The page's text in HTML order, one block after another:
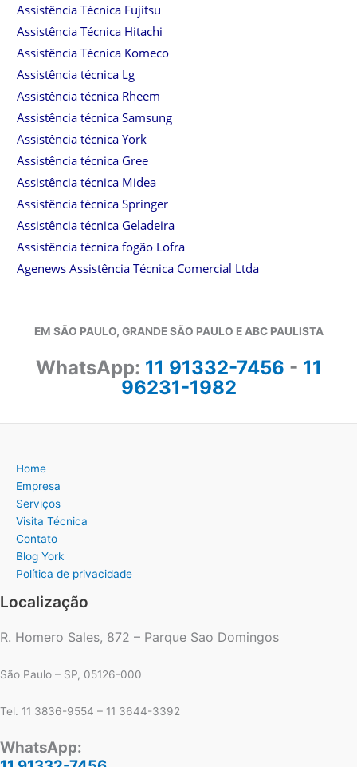
Assistência Técnica Fujitsu
Assistência Técnica Hitachi
Assistência Técnica Komeco
Assistência técnica Lg
Assistência técnica Rheem
Assistência técnica Samsung
Assistência técnica York
Assistência técnica Gree
Assistência técnica Midea
Assistência técnica Springer
Assistência técnica Geladeira
Assistência técnica fogão Lofra
Agenews Assistência Técnica Comercial Ltda
EM SÃO PAULO, GRANDE SÃO PAULO E ABC PAULISTA
WhatsApp: 11 91332-7456 - 11
96231-1982
Home
Empresa
Serviços
Visita Técnica
Contato
Blog York
Política de privacidade
Localização
R. Homero Sales, 872 – Parque Sao Domingos
São Paulo – SP, 05126-000
Tel. 11 3836-9554 – 11 3644-3392
WhatsApp: